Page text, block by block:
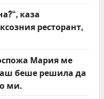
каза
ресторант,
Мария ме
беше решила да
ми.